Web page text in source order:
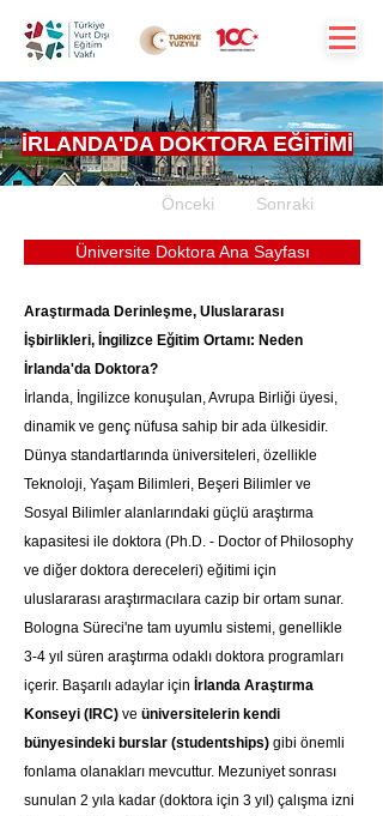
İRLANDA'DA DOKTORA EĞİTİMİ
Önceki Sonraki
Üniversite Doktora Ana Sayfası
Araştırmada Derinleşme, Uluslararası
İşbirlikleri, İngilizce Eğitim Ortamı: Neden
İrlanda'da Doktora?
İrlanda, İngilizce konuşulan, Avrupa Birliği üyesi,
dinamik ve genç nüfusa sahip bir ada ülkesidir.
Dünya standartlarında üniversiteleri, özellikle
Teknoloji, Yaşam Bilimleri, Beşeri Bilimler ve
Sosyal Bilimler alanlarındaki güçlü araştırma
kapasitesi ile doktora (Ph.D. - Doctor of Philosophy
ve diğer doktora dereceleri) eğitimi için
uluslararası araştırmacılara cazip bir ortam sunar.
Bologna Süreci'ne tam uyumlu sistemi, genellikle
3-4 yıl süren araştırma odaklı doktora programları
içerir. Başarılı adaylar için İrlanda Araştırma
Konseyi (IRC) ve üniversitelerin kendi
bünyesindeki burslar (studentships) gibi önemli
fonlama olanakları mevcuttur. Mezuniyet sonrası
sunulan 2 yıla kadar (doktora için 3 yıl) çalışma izni